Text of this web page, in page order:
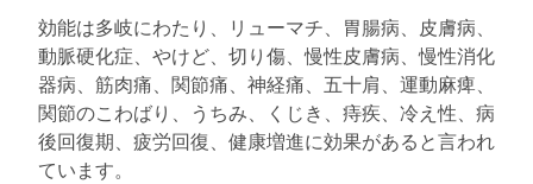
効能は多岐にわたり、リューマチ、胃腸病、皮膚病、
動脈硬化症、やけど、切り傷、慢性皮膚病、慢性消化
器病、筋肉痛、関節痛、神経痛、五十肩、運動麻痺、
関節のこわばり、うちみ、くじき、痔疾、冷え性、病
後回復期、疲労回復、健康増進に効果があると言われ
ています。